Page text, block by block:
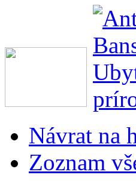
Návrat na
Zoznam